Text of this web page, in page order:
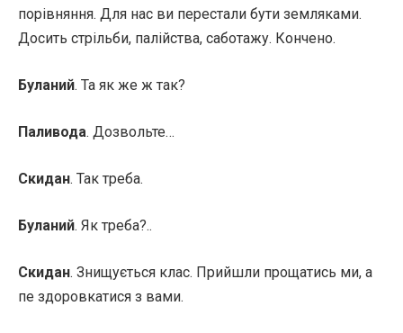
порівняння. Для нас ви перестали бути земляками.
Досить стрільби, палійства, саботажу. Кончено.
Буланий. Та як же ж так?
Паливода. Дозвольте…
Скидан. Так треба.
Буланий. Як треба?..
Скидан. Знищується клас. Прийшли прощатись ми, а
пе здоровкатися з вами.